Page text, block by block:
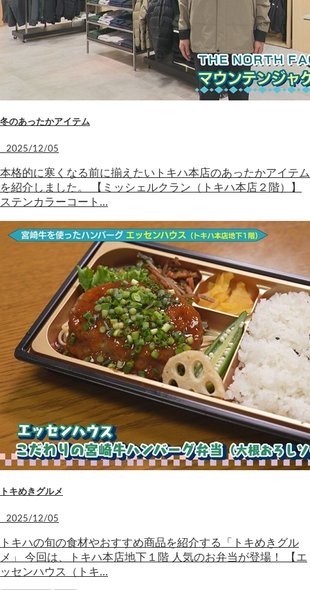
冬のあったかアイテム
2025/12/05
本格的に寒くなる前に揃えたいトキハ本店のあったかアイテム
を紹介しました。 【ミッシェルクラン（トキハ本店２階）】
ステンカラーコート…
トキめきグルメ
2025/12/05
トキハの旬の食材やおすすめ商品を紹介する「トキめきグル
メ」 今回は、トキハ本店地下１階 人気のお弁当が登場！ 【エ
ッセンハウス（トキ…